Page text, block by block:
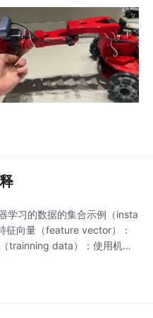
学习的数据的集合示例（insta
征向量（feature vector）：
trainning data）：使用机器
输入值标记空间（label spac